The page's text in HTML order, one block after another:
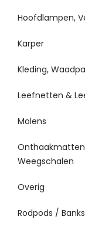
Hoofdlampen,
Karper
Kleding,
Leefnetten &
Molens
Weegschalen
Overig
Rodpods /